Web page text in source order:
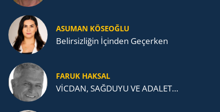
ASUMAN KÖSEOĞLU
Belirsizliğin İçinden Geçerken
FARUK HAKSAL
VİCDAN, SAĞ­DU­YU VE ADA­LET…